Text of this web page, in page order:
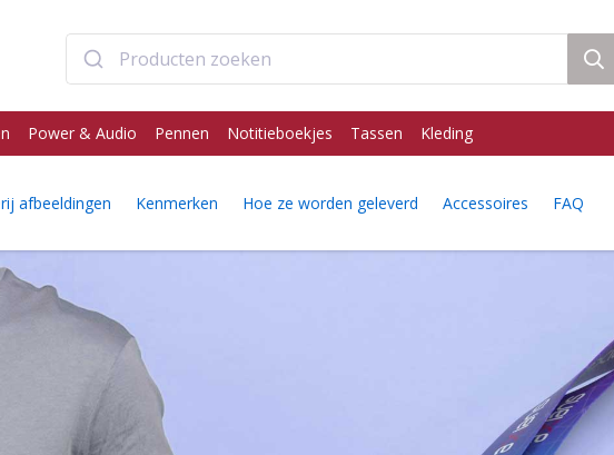
Power & Audio Pennen Notitieboekjes Tassen Kleding
afbeeldingen Kenmerken Hoe ze worden geleverd Accessoires FAQ